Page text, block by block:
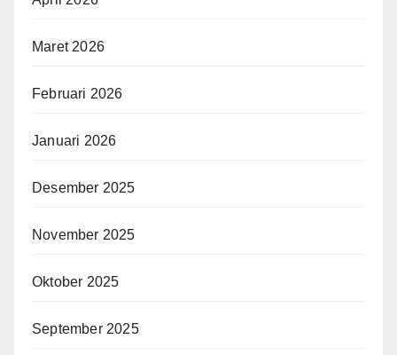
Maret 2026
Februari 2026
Januari 2026
Desember 2025
November 2025
Oktober 2025
September 2025